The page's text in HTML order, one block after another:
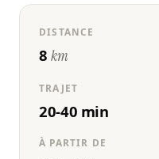
DISTANCE
8km
TRAJET
20-40 min
À PARTIR DE